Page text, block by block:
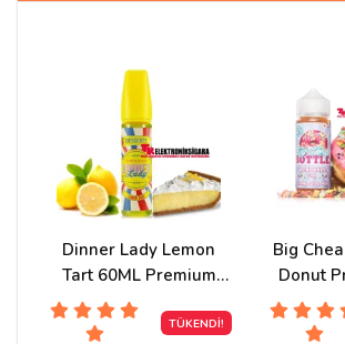
Güvenle alışveriş yapılabilir, ürün orjinal.
Daha tadım yapamadım, temiz coilim yok.
Can
Şişede veya sitesinde yazmıyor ama
tarçın tadı var.
Dinner Lady Lemon
Tart 60ML Premium
Likit
TÜKENDİ!
Big
Donut